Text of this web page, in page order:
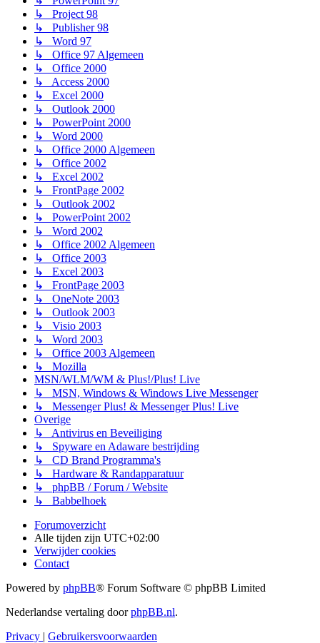
↳ Project 98
↳ Publisher 98
↳ Word 97
↳ Office 97 Algemeen
↳ Office 2000
↳ Access 2000
↳ Excel 2000
↳ Outlook 2000
↳ PowerPoint 2000
↳ Word 2000
↳ Office 2000 Algemeen
↳ Office 2002
↳ Excel 2002
↳ FrontPage 2002
↳ Outlook 2002
↳ PowerPoint 2002
↳ Word 2002
↳ Office 2002 Algemeen
↳ Office 2003
↳ Excel 2003
↳ FrontPage 2003
↳ OneNote 2003
↳ Outlook 2003
↳ Visio 2003
↳ Word 2003
↳ Office 2003 Algemeen
↳ Mozilla
MSN/WLM/WM & Plus!/Plus! Live
↳ MSN, Windows & Windows Live Messenger
↳ Messenger Plus! & Messenger Plus! Live
Overige
↳ Antivirus en Beveiliging
↳ Spyware en Adaware bestrijding
↳ CD Brand Programma's
↳ Hardware & Randapparatuur
↳ phpBB / Forum / Website
↳ Babbelhoek
Forumoverzicht
Alle tijden zijn UTC+02:00
Verwijder cookies
Contact
Powered by phpBB® Forum Software © phpBB Limited
Nederlandse vertaling doorphpBB.nl.
Privacy | Gebruikersvoorwaarden